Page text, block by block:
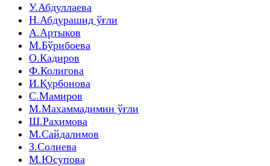
У.Абдуллаева
Н.Абдурашид ўғли
А.Артыков
М.Бўрибоева
О.Кадиров
Ф.Колигова
И.Қурбонова
С.Мамиров
М.Маҳаммадимин ўғли
Ш.Раҳимова
М.Сайдалимов
З.Солиева
М.Юсупова